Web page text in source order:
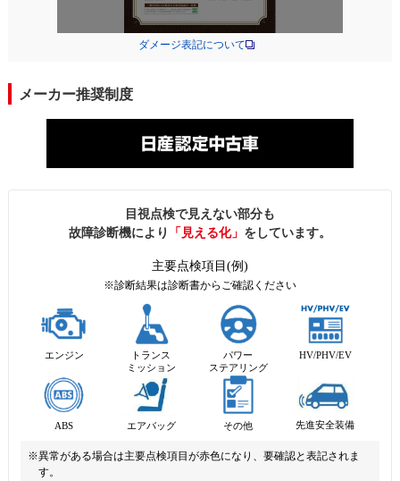
ダメージ表記について
メーカー推奨制度
目視点検で見えない部分も
故障診断機により
「見える化」 をしています。
主要点検項目(例)
※診断結果は診断書からご確認ください
エンジン
トランス
ミッション
パワー
ステアリング
HV/PHV/EV
ABS エアバッグ その他 先進安全装備
※異常がある場合は主要点検項目が赤色になり、要確認と表記されま
す。